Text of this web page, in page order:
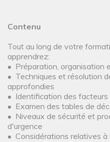
Contenu
Tout au long de votre
apprendrez:
• Préparation, organisation
• Techniques et résolution
approfondies
• Identification des facteurs
• Examen des tables de
• Niveaux de sécurité et
d'urgence
• Considérations relatives à